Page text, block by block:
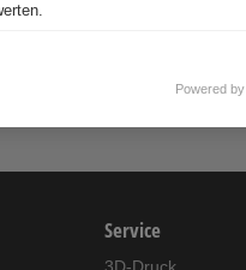
Kompressibilität
Service
Powered by